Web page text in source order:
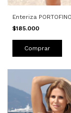
Enteriza
$185.000
Comprar